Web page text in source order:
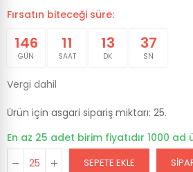
Fırsatın biteceği süre:
146
GÜN
11
SAAT
13
DK
37
SN
Vergi dahil
Ürün için asgari sipariş miktarı: 25.
En az 25 adet birim fiyatıdır 1000 ad
SEPETE EKLE